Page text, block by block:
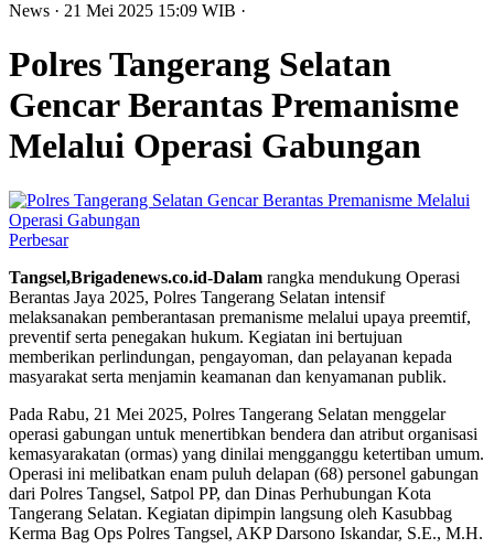
News · 21 Mei 2025 15:09 WIB ·
Polres Tangerang Selatan
Gencar Berantas Premanisme
Melalui Operasi Gabungan
Perbesar
Tangsel,Brigadenews.co.id-Dalam rangka mendukung Operasi
Berantas Jaya 2025, Polres Tangerang Selatan intensif
melaksanakan pemberantasan premanisme melalui upaya preemtif,
preventif serta penegakan hukum. Kegiatan ini bertujuan
memberikan perlindungan, pengayoman, dan pelayanan kepada
masyarakat serta menjamin keamanan dan kenyamanan publik.
Pada Rabu, 21 Mei 2025, Polres Tangerang Selatan menggelar
operasi gabungan untuk menertibkan bendera dan atribut organisasi
kemasyarakatan (ormas) yang dinilai mengganggu ketertiban umum.
Operasi ini melibatkan enam puluh delapan (68) personel gabungan
dari Polres Tangsel, Satpol PP, dan Dinas Perhubungan Kota
Tangerang Selatan. Kegiatan dipimpin langsung oleh Kasubbag
Kerma Bag Ops Polres Tangsel, AKP Darsono Iskandar, S.E., M.H.